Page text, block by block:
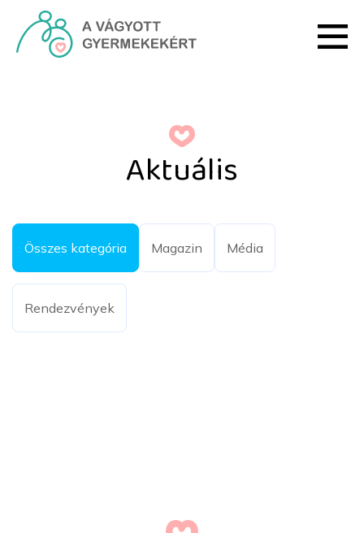
Ugrás a fő tartalomhoz
Aktuális
Összes kategória Magazin Média
Rendezvények